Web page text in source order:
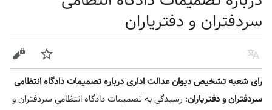
سردفتران و دفتریاران
زبان پیگیری ویرایش
رای شعبه تشخیص دیوان عدالت اداری درباره تصمیمات دادگاه انتظامی
سردفتران و دفتریاران: رسیدگی به تصمیمات دادگاه انتظامی سردفتران و